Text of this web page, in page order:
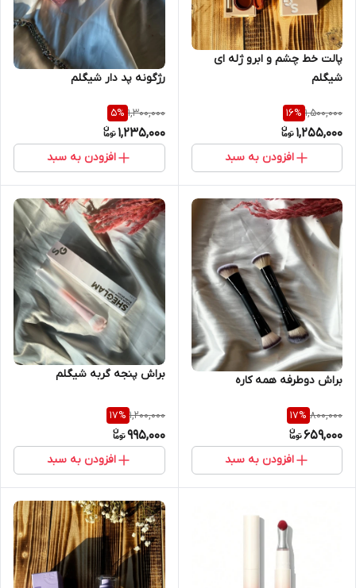
پالت خط چشم و ابرو ژله ای
شیگلم
1,500,000
16%
1,255,000
افزودن به سبد
رژگونه پد دار شیگلم
1,300,000
5%
1,235,000
افزودن به سبد
براش دوطرفه همه کاره
800,000
17%
659,000
افزودن به سبد
براش پنجه گربه شیگلم
1,200,000
17%
995,000
افزودن به سبد